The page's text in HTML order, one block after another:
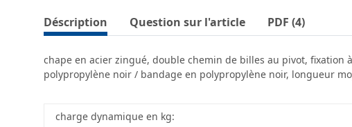
Déscription Question sur l'article PDF (4)
chape en acier zingué, double chemin de billes au pivot, fixation
polypropylène noir / bandage en polypropylène noir, longueur
charge dynamique en kg: